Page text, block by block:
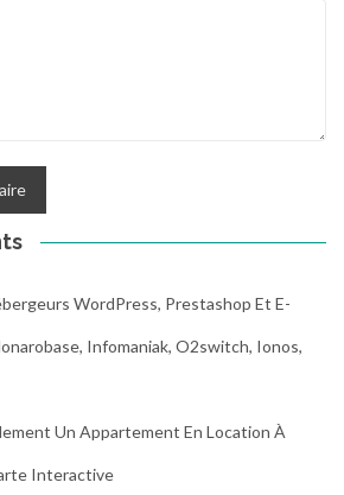
WordPress, Prestashop Et E-
Infomaniak, O2switch, Ionos,
Un Appartement En Location À
Interactive